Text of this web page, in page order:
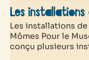
Les installations
Les installations de
Mômes Pour le
conçu plusieurs